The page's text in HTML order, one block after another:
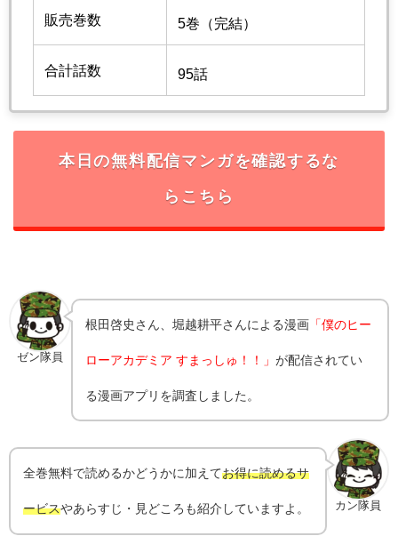
販売巻数 5巻（完結）
合計話数 95話
本日の無料配信マンガを確認するな
らこちら
ゼン隊員
根田啓史さん、堀越耕平さんによる漫画 「僕のヒー
ローアカデミア すまっしゅ！！」が配信されてい
る漫画アプリを調査しました。
カン隊員
全巻無料で読めるかどうかに加えてお得に読めるサ
ービスやあらすじ・見どころも紹介していますよ。